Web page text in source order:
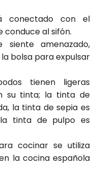
conectado con el
conduce al sifón.
amenazado,
bolsa para expulsar
tienen ligeras
su tinta; la tinta de
la tinta de sepia es
tinta de pulpo es
cocinar se utiliza
la cocina española